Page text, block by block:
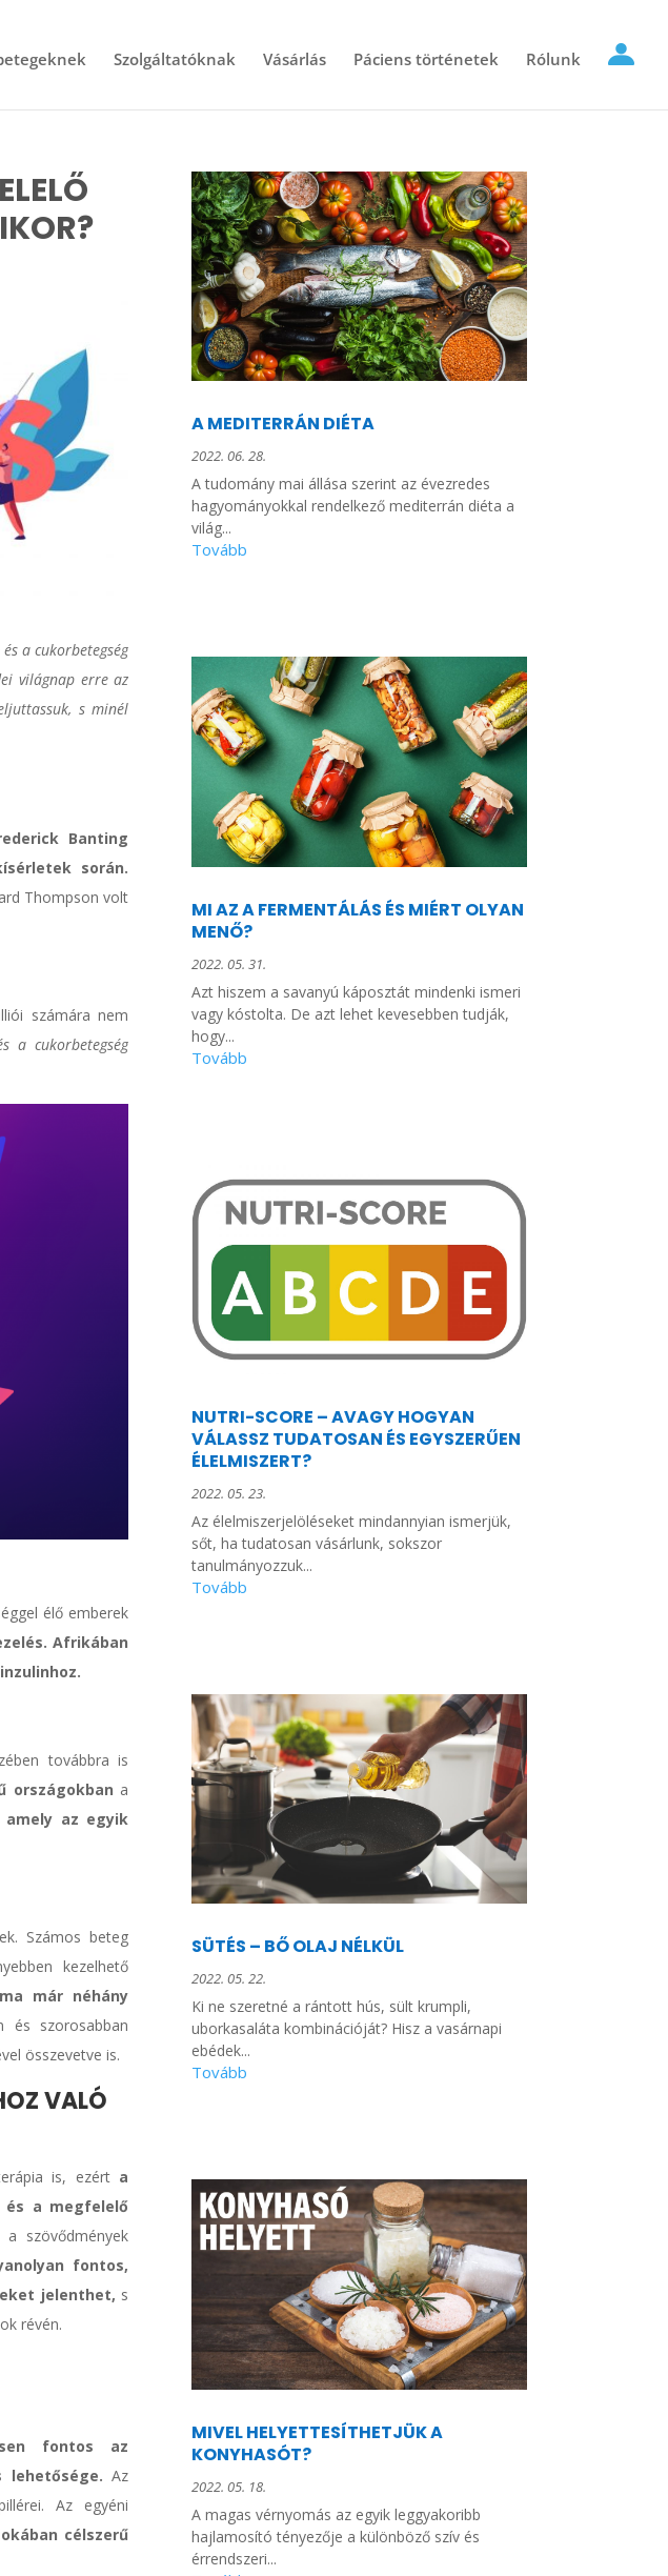
Szolgáltatóknak Vásárlás Páciens történetek Rólunk
a cukorbetegség
világnap erre az
s minél
Banting
során.
Thompson volt
számára nem
a cukorbetegség
élő emberek
Afrikában
továbbra is
országokban a
az egyik
Számos beteg
kezelhető
már néhány
és szorosabban
összevetve is.
VALÓ
is, ezért a
és a megfelelő
szövődmények
fontos,
jelenthet, s
révén.
fontos az
lehetősége. Az
Az egyéni
célszerű
A MEDITERRÁN DIÉTA
2022. 06. 28.
A tudomány mai állása szerint az évezredes
hagyományokkal rendelkező mediterrán diéta a
világ...
MI AZ A FERMENTÁLÁS ÉS MIÉRT OLYAN
MENŐ?
2022. 05. 31.
Azt hiszem a savanyú káposztát mindenki ismeri
vagy kóstolta. De azt lehet kevesebben tudják,
hogy...
NUTRI-SCORE – AVAGY HOGYAN
VÁLASSZ TUDATOSAN ÉS EGYSZERŰEN
ÉLELMISZERT?
2022. 05. 23.
Az élelmiszerjelöléseket mindannyian ismerjük,
sőt, ha tudatosan vásárlunk, sokszor
tanulmányozzuk...
SÜTÉS – BŐ OLAJ NÉLKÜL
2022. 05. 22.
Ki ne szeretné a rántott hús, sült krumpli,
uborkasaláta kombinációját? Hisz a vasárnapi
ebédek...
MIVEL HELYETTESÍTHETJÜK A
KONYHASÓT?
2022. 05. 18.
A magas vérnyomás az egyik leggyakoribb
hajlamosító tényezője a különböző szív és
érrendszeri...